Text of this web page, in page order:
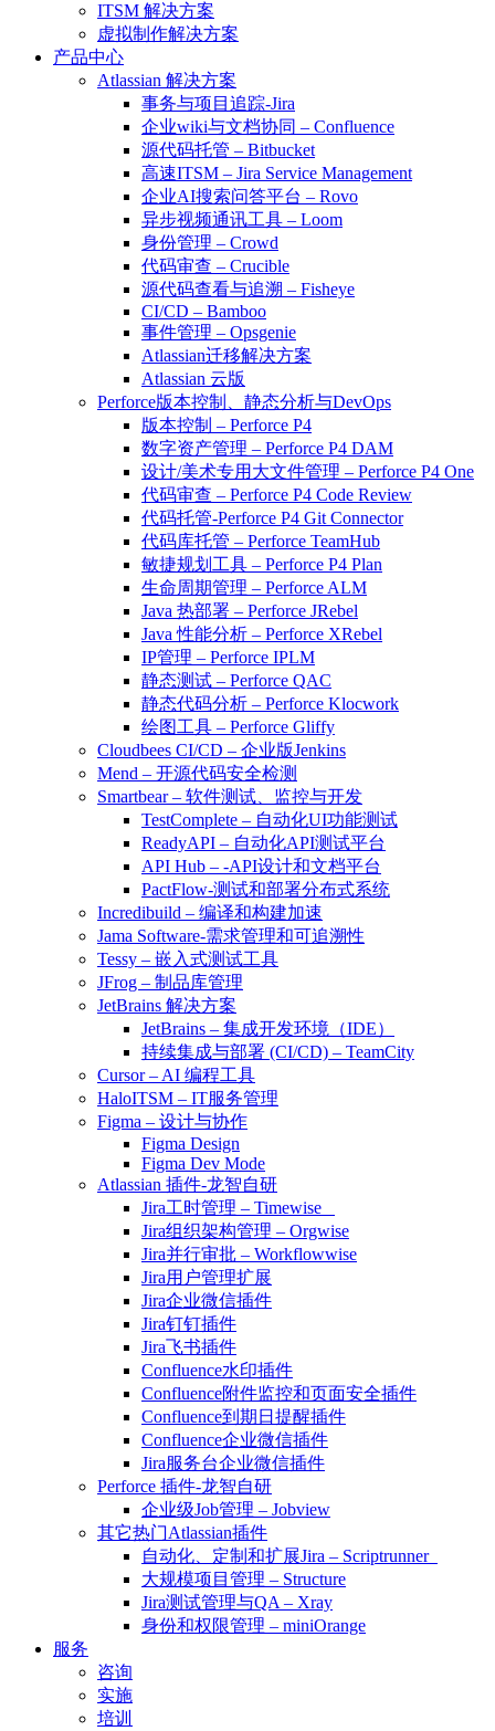
ITSM 解决方案
虚拟制作解决方案
产品中心
Atlassian 解决方案
事务与项目追踪-Jira
企业wiki与文档协同 – Confluence
源代码托管 – Bitbucket
高速ITSM – Jira Service Management
企业AI搜索问答平台 – Rovo
异步视频通讯工具 – Loom
身份管理 – Crowd
代码审查 – Crucible
源代码查看与追溯 – Fisheye
CI/CD – Bamboo
事件管理 – Opsgenie
Atlassian迁移解决方案
Atlassian 云版
Perforce版本控制、静态分析与DevOps
版本控制 – Perforce P4
数字资产管理 – Perforce P4 DAM
设计/美术专用大文件管理 – Perforce P4 One
代码审查 – Perforce P4 Code Review
代码托管-Perforce P4 Git Connector
代码库托管 – Perforce TeamHub
敏捷规划工具 – Perforce P4 Plan
生命周期管理 – Perforce ALM
Java 热部署 – Perforce JRebel
Java 性能分析 – Perforce XRebel
IP管理 – Perforce IPLM
静态测试 – Perforce QAC
静态代码分析 – Perforce Klocwork
绘图工具 – Perforce Gliffy
Cloudbees CI/CD – 企业版Jenkins
Mend – 开源代码安全检测
Smartbear – 软件测试、监控与开发
TestComplete – 自动化UI功能测试
ReadyAPI – 自动化API测试平台
API Hub – -API设计和文档平台
PactFlow-测试和部署分布式系统
Incredibuild – 编译和构建加速
Jama Software-需求管理和可追溯性
Tessy – 嵌入式测试工具
JFrog – 制品库管理
JetBrains 解决方案
JetBrains – 集成开发环境（IDE）
持续集成与部署 (CI/CD) – TeamCity
Cursor – AI 编程工具
HaloITSM – IT服务管理
Figma – 设计与协作
Figma Design
Figma Dev Mode
Atlassian 插件-龙智自研
Jira工时管理 – Timewise
Jira组织架构管理 – Orgwise
Jira并行审批 – Workflowwise
Jira用户管理扩展
Jira企业微信插件
Jira钉钉插件
Jira飞书插件
Confluence水印插件
Confluence附件监控和页面安全插件
Confluence到期日提醒插件
Confluence企业微信插件
Jira服务台企业微信插件
Perforce 插件-龙智自研
企业级Job管理 – Jobview
其它热门Atlassian插件
自动化、定制和扩展Jira – Scriptrunner
大规模项目管理 – Structure
Jira测试管理与QA – Xray
身份和权限管理 – miniOrange
服务
咨询
实施
培训